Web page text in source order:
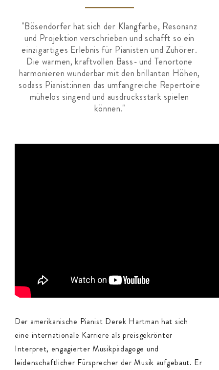
"Bösendorfer hat sich der Klangfarbe, Resonanz
und Projektion verschrieben und schafft so ein
einzigartiges Erlebnis für Pianisten und Zuhörer.
Die warmen, kraftvollen Bass- und Tenortöne
harmonieren wunderbar mit den brillanten Höhen,
sodass Pianist:innen das umfangreiche Repertoire
mühelos singend und ausdrucksstark spielen
können."
Der amerikanische Pianist Derek Hartman hat sich
eine internationale Karriere als preisgekrönter
Interpret, engagierter Musikpädagoge und
leidenschaftlicher Fürsprecher der Musik aufgebaut. Er